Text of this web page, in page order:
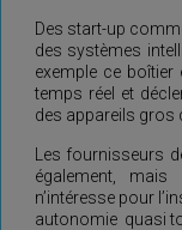
Des start-up
des systèmes
exemple ce boîtier
temps réel et
des appareils gros
Les fournisseurs
également,
n’intéresse pour
autonomie quasi